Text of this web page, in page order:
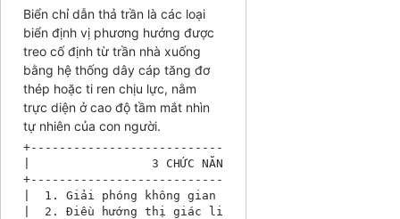
Biển chỉ dẫn thả trần là các loại
biển định vị phương hướng được
treo cố định từ trần nhà xuống
bằng hệ thống dây cáp tăng đơ
thép hoặc ti ren chịu lực, nằm
trực diện ở cao độ tầm mắt nhìn
tự nhiên của con người.
|                 3 CHỨC NĂNG CỐT LÕI CỦA BIỂN
|  1. Giải phóng không gian mặt sàn: Không chiếm
|  2. Điều hướng thị giác liên tục: Nằm trên tầm